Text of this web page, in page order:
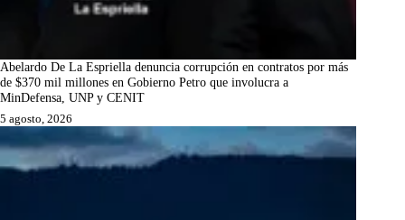
Abelardo De La Espriella denuncia corrupción en contratos por más
de $370 mil millones en Gobierno Petro que involucra a
MinDefensa, UNP y CENIT
5 agosto, 2026